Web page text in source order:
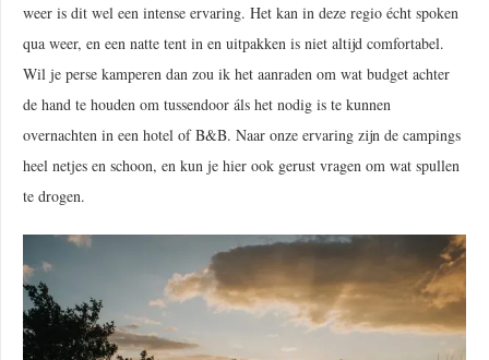
weer is dit wel een intense ervaring. Het kan in deze regio écht spoken
qua weer, en een natte tent in en uitpakken is niet altijd comfortabel.
Wil je perse kamperen dan zou ik het aanraden om wat budget achter
de hand te houden om tussendoor áls het nodig is te kunnen
overnachten in een hotel of B&B. Naar onze ervaring zijn de campings
heel netjes en schoon, en kun je hier ook gerust vragen om wat spullen
te drogen.